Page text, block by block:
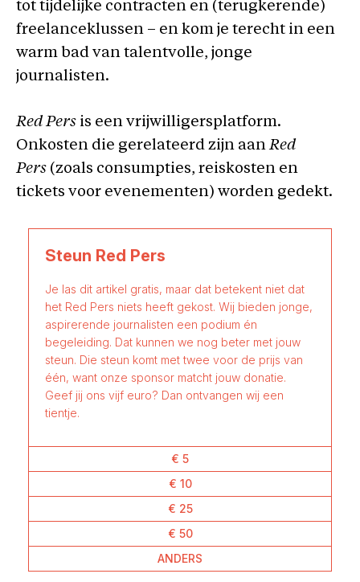
tot tijdelijke contracten en (terugkerende)
freelanceklussen – en kom je terecht in een
warm bad van talentvolle, jonge
journalisten.
Red Pers is een vrijwilligersplatform.
Onkosten die gerelateerd zijn aanRed
Pers (zoals consumpties, reiskosten en
tickets voor evenementen) worden gedekt.
Steun Red Pers
Je las dit artikel gratis, maar dat betekent niet dat
het Red Pers niets heeft gekost. Wij bieden jonge,
aspirerende journalisten een podium én
begeleiding. Dat kunnen we nog beter met jouw
steun. Die steun komt met twee voor de prijs van
één, want onze sponsor matcht jouw donatie.
Geef jij ons vijf euro? Dan ontvangen wij een
tientje.
€ 5
€ 10
€ 25
€ 50
ANDERS